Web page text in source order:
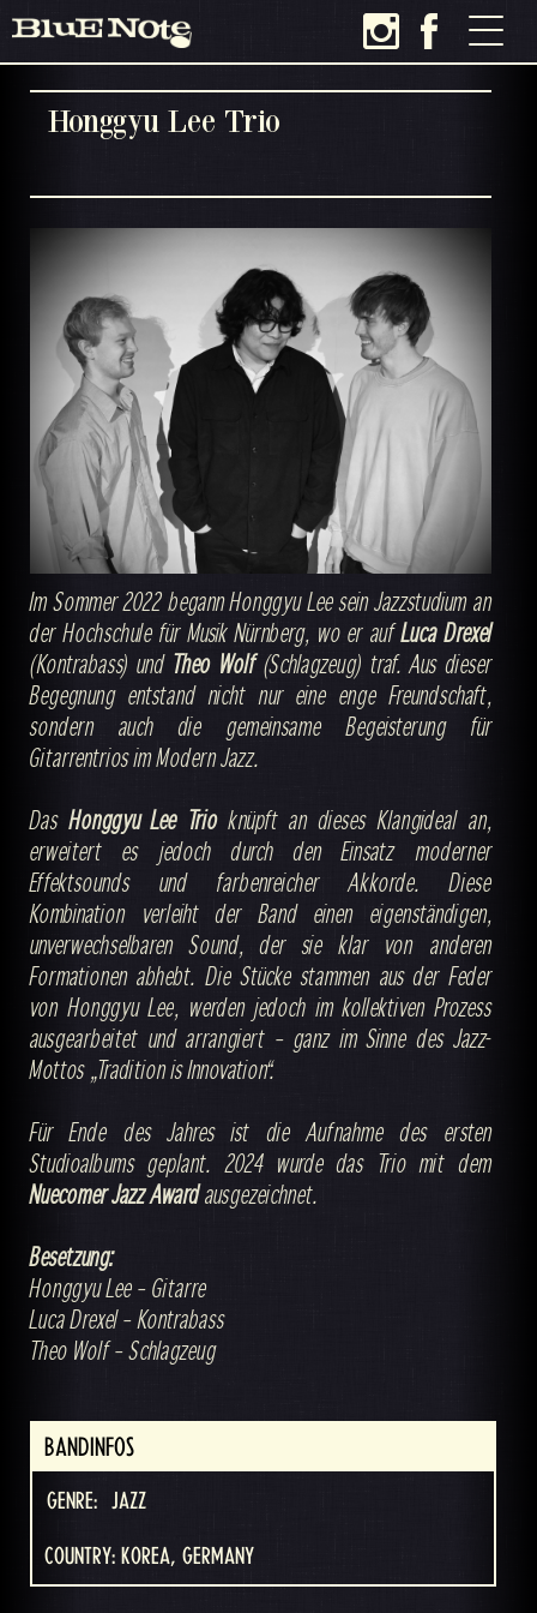
Honggyu Lee Trio
Im Sommer 2022 begann Honggyu Lee sein Jazzstudium an
der Hochschule für Musik Nürnberg, wo er aufLuca Drexel
(Kontrabass) und Theo Wolf(Schlagzeug) traf. Aus dieser
Begegnung entstand nicht nur eine enge Freundschaft,
sondern auch die gemeinsame Begeisterung für
Gitarrentrios im Modern Jazz.
DasHonggyu Lee Trioknüpft an dieses Klangideal an,
erweitert es jedoch durch den Einsatz moderner
Effektsounds und farbenreicher Akkorde. Diese
Kombination verleiht der Band einen eigenständigen,
unverwechselbaren Sound, der sie klar von anderen
Formationen abhebt. Die Stücke stammen aus der Feder
von Honggyu Lee, werden jedoch im kollektiven Prozess
ausgearbeitet und arrangiert – ganz im Sinne des Jazz-
Mottos „Tradition is Innovation“.
Für Ende des Jahres ist die Aufnahme des ersten
Studioalbums geplant. 2024 wurde das Trio mit dem
Nuecomer Jazz Awardausgezeichnet.
Besetzung:
Honggyu Lee – Gitarre
Luca Drexel – Kontrabass
Theo Wolf – Schlagzeug
BANDINFOS
GENRE: JAZZ
COUNTRY: KOREA, GERMANY